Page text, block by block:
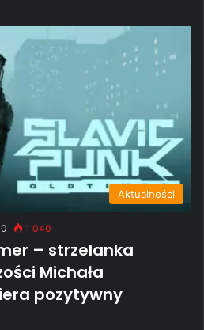
Aktualności
0 1 040
– strzelanka
Michała
pozytywny